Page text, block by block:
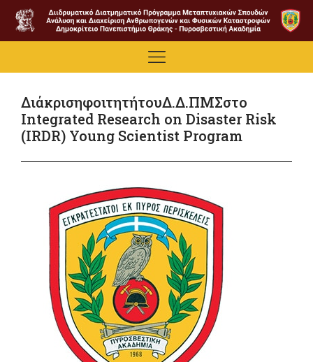
ΔιάκρισηφοιτητήτουΔ.Δ.ΠΜΣστο
Integrated Research on Disaster Risk
(IRDR) Young Scientist Program